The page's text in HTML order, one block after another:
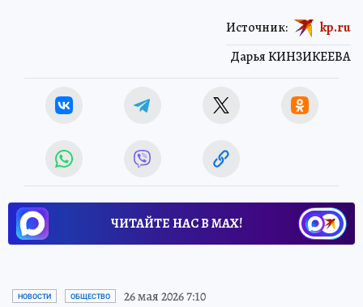
Дарья КИНЗИКЕЕВА
Источник: kp.ru
ЧИТАЙТЕ НАС В МАХ!
НОВОСТИ ОБЩЕСТВО 26 мая 2026 7:10